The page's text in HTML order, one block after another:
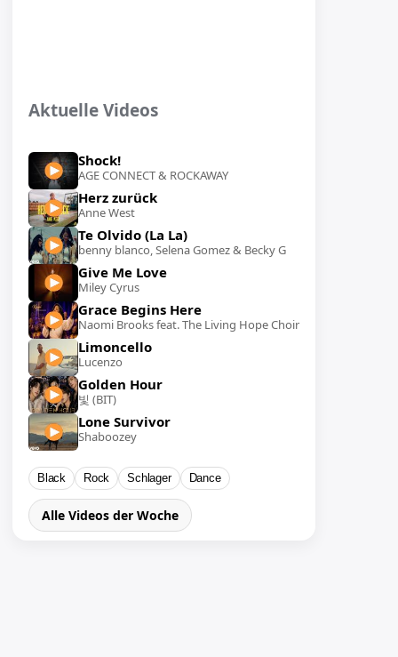
Aktuelle Videos
Shock!
AGE CONNECT & ROCKAWAY
Herz zurück
Anne West
Te Olvido (La La)
benny blanco, Selena Gomez & Becky G
Give Me Love
Miley Cyrus
Grace Begins Here
Naomi Brooks feat. The Living Hope Choir
Limoncello
Lucenzo
Golden Hour
빛 (BIT)
Lone Survivor
Shaboozey
Black Rock Schlager Dance
Alle Videos der Woche